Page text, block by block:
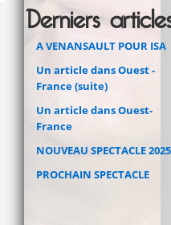
Derniers
A VENANSAULT POUR ISA
Un article dans Ouest -
France (suite)
Un article dans Ouest-
France
NOUVEAU SPECTACLE 2025
PROCHAIN SPECTACLE